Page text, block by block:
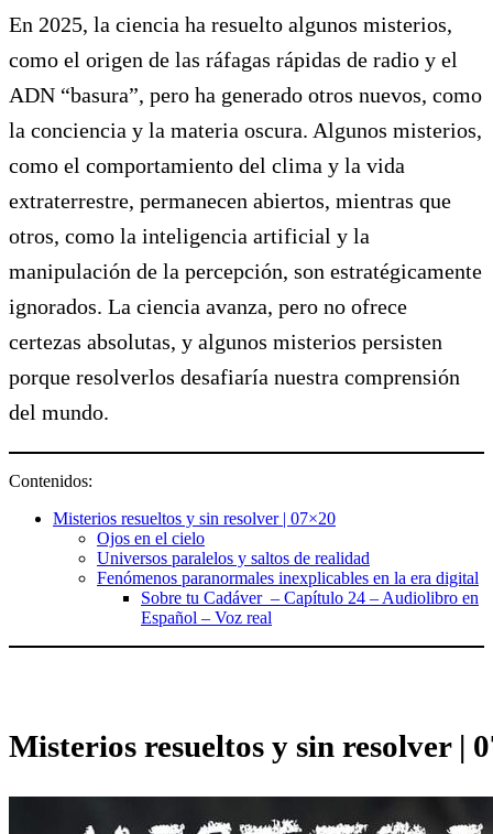
En 2025, la ciencia ha resuelto algunos misterios,
como el origen de las ráfagas rápidas de radio y el
ADN “basura”, pero ha generado otros nuevos, como
la conciencia y la materia oscura. Algunos misterios,
como el comportamiento del clima y la vida
extraterrestre, permanecen abiertos, mientras que
otros, como la inteligencia artificial y la
manipulación de la percepción, son estratégicamente
ignorados. La ciencia avanza, pero no ofrece
certezas absolutas, y algunos misterios persisten
porque resolverlos desafiaría nuestra comprensión
del mundo.
Contenidos:
Misterios resueltos y sin resolver | 07×20
Ojos en el cielo
Universos paralelos y saltos de realidad
Fenómenos paranormales inexplicables en la era digital
Sobre tu Cadáver – Capítulo 24 – Audiolibro en
Español – Voz real
Misterios resueltos y sin resolver |